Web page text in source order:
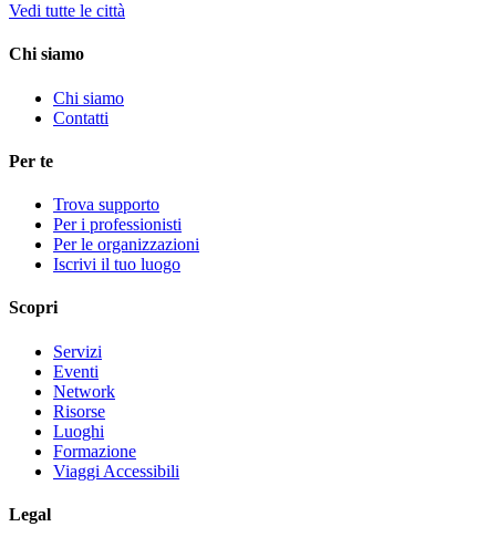
Vedi tutte le città
Chi siamo
Chi siamo
Contatti
Per te
Trova supporto
Per i professionisti
Per le organizzazioni
Iscrivi il tuo luogo
Scopri
Servizi
Eventi
Network
Risorse
Luoghi
Formazione
Viaggi Accessibili
Legal